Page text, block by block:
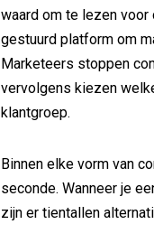
waard om te lezen
gestuurd platform om
Marketeers stoppen
vervolgens kiezen
klantgroep.
Binnen elke vorm van
seconde. Wanneer je
zijn er tientallen